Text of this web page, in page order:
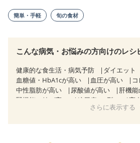
簡単・手軽 旬の食材
こんな病気・お悩みの方向けのレシ
健康的な食生活・病気予防
ダイエット
血糖値・HbA1cが高い
血圧が高い
中性脂肪が高い
尿酸値が高い
肝機
腎機能の値が高い
糖尿病（2型） 高
慢性膵炎（移行期
さらに表示する